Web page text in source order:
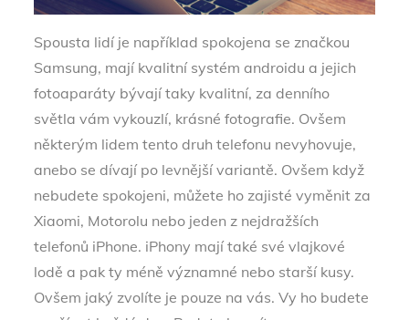
Spousta lidí je například spokojena se značkou
Samsung, mají kvalitní systém androidu a jejich
fotoaparáty bývají taky kvalitní, za denního
světla vám vykouzlí, krásné fotografie. Ovšem
některým lidem tento druh telefonu nevyhovuje,
anebo se dívají po levnější variantě. Ovšem když
nebudete spokojeni, můžete ho zajisté vyměnit za
Xiaomi, Motorolu nebo jeden z nejdražších
telefonů iPhone. iPhony mají také své vlajkové
lodě a pak ty méně významné nebo starší kusy.
Ovšem jaký zvolíte je pouze na vás.Vy ho budete